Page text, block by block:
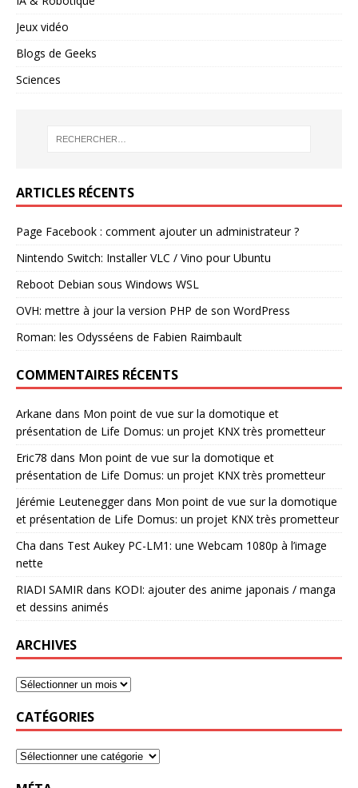
Jeux vidéo
Blogs de Geeks
Sciences
ARTICLES RÉCENTS
Page Facebook : comment ajouter un administrateur ?
Nintendo Switch: Installer VLC / Vino pour Ubuntu
Reboot Debian sous Windows WSL
OVH: mettre à jour la version PHP de son WordPress
Roman: les Odysséens de Fabien Raimbault
COMMENTAIRES RÉCENTS
Arkane dans Mon point de vue sur la domotique et
présentation de Life Domus: un projet KNX très prometteur
Eric78 dans Mon point de vue sur la domotique et
présentation de Life Domus: un projet KNX très prometteur
Jérémie Leuteneggerdans Mon point de vue sur la domotique
et présentation de Life Domus: un projet KNX très prometteur
Cha dans Test Aukey PC-LM1: une Webcam 1080p à l’image
nette
RIADI SAMIR dans KODI: ajouter des anime japonais / manga
et dessins animés
ARCHIVES
CATÉGORIES